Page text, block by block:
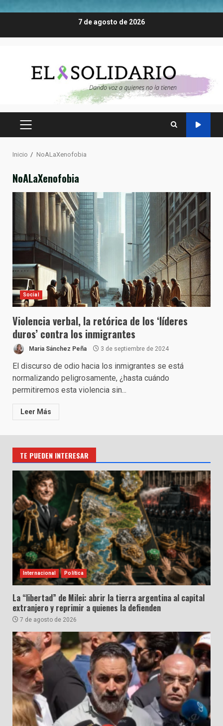
7 de agosto de 2026
MENÚ
Inicio NoALaXenofobia
NoALaXenofobia
Social
Violencia verbal, la retórica de los ‘líderes
duros’ contra los inmigrantes
Maria Sánchez Peña 3 de septiembre de 2024
El discurso de odio hacia los inmigrantes se está
normalizando peligrosamente, ¿hasta cuándo
permitiremos esta violencia sin...
Leer Más
TE PUEDEN INTERESAR
Internacional Política
La “libertad” de Milei: abrir la tierra argentina al capital
extranjero y reprimir a quienes la defienden
7 de agosto de 2026